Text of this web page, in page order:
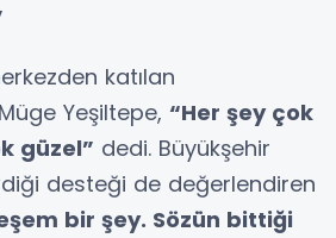
katılan
Yeşiltepe, “Her şey çok
güzel” dedi. Büyükşehir
desteği de değerlendiren
bir şey. Sözün bittiği